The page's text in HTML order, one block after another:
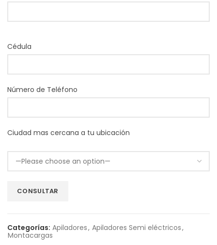
Cédula
Número de Teléfono
Ciudad mas cercana a tu ubicación
Categorías: Apiladores, Apiladores Semi eléctricos,
Montacargas